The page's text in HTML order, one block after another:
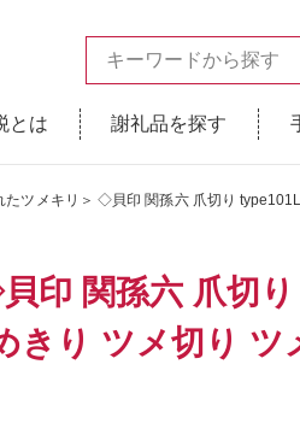
とは 謝礼品を探す
たツメキリ＞ ◇貝印 関孫六 爪切り
印 関孫六 爪切
きり ツメ切り ツ